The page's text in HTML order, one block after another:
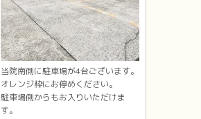
当院南側に駐車場が4台ございます。
オレンジ枠にお停めください。
駐車場側からもお入りいただけま
す。